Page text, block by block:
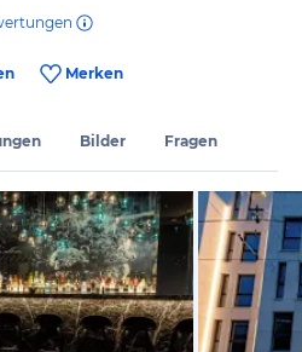
Merken
Bilder Fragen